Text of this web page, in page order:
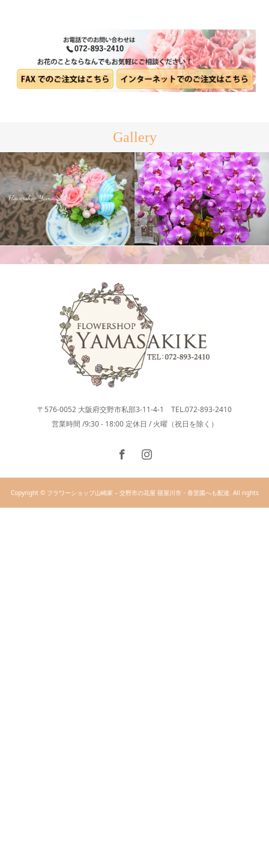
Gallery
プリザーブドフラワー
胡蝶蘭
〒576-0052 大阪府交野市私部3-11-4-1 TEL.072-893-2410
営業時間 /9:30 - 18:00 定休日 / 火曜（祝日を除く）
Copyright © フラワーショップ山崎家 – 交野市の花屋 寝屋川市・香里園へも配達. All rights